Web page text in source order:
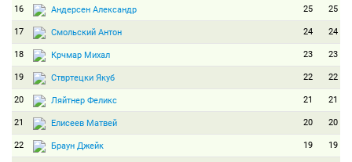
16 Андерсен Александр 25 25
17 Смольский Антон 24 24
18 Крчмар Михал 23 23
19 Ствртецки Якуб 22 22
20 Ляйтнер Феликс 21 21
21 Елисеев Матвей 20 20
22 Браун Джейк 19 19